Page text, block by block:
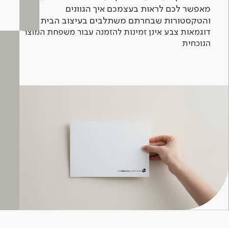
מאפשר לכם לראות בעצמכם איך הגוונים
והטקסטורות שבחרתם משתלבים בעיצוב הבית.
דוגמאות צבע אינן זמינות להזמנה עבור משפחת המוצר
הנוכחית